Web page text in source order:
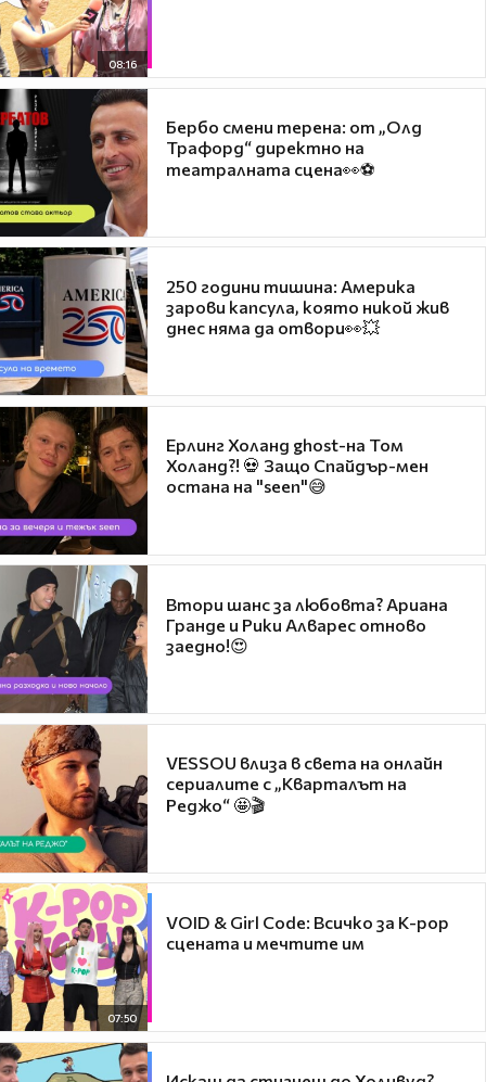
08:16
Бербо смени терена: от „Олд
Трафорд“ директно на
театралната сцена👀⚽
250 години тишина: Америка
зарови капсула, която никой жив
днес няма да отвори👀💥
Ерлинг Холанд ghost-на Том
Холанд?! 💀 Защо Спайдър-мен
остана на "seen"😅
Втори шанс за любовта? Ариана
Гранде и Рики Алварес отново
заедно!😍
VESSOU влиза в света на онлайн
сериалите с „Кварталът на
Реджо“ 🤩🎬
07:50
VOID & Girl Code: Всичко за K-pop
сцената и мечтите им